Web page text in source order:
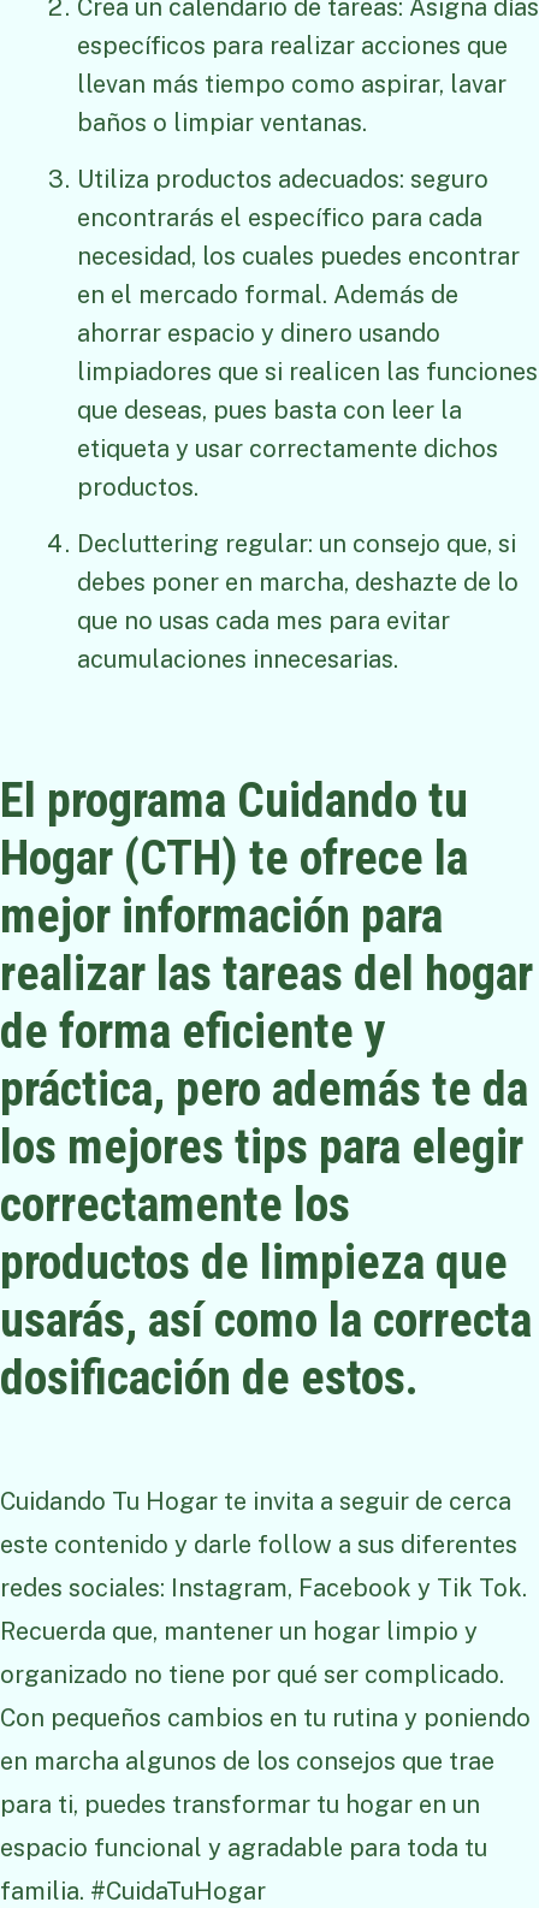
Crea un calendario de tareas: Asigna días
específicos para realizar acciones que
llevan más tiempo como aspirar, lavar
baños o limpiar ventanas.
Utiliza productos adecuados: seguro
encontrarás el específico para cada
necesidad, los cuales puedes encontrar
en el mercado formal. Además de
ahorrar espacio y dinero usando
limpiadores que si realicen las funciones
que deseas, pues basta con leer la
etiqueta y usar correctamente dichos
productos.
Decluttering regular: un consejo que, si
debes poner en marcha, deshazte de lo
que no usas cada mes para evitar
acumulaciones innecesarias.
El programa Cuidando tu
Hogar (CTH) te ofrece la
mejor información para
realizar las tareas del hogar
de forma eficiente y
práctica, pero además te da
los mejores tips para elegir
correctamente los
productos de limpieza que
usarás, así como la correcta
dosificación de estos.
Cuidando Tu Hogar te invita a seguir de cerca
este contenido y darle follow a sus diferentes
redes sociales: Instagram, Facebook y Tik Tok.
Recuerda que, mantener un hogar limpio y
organizado no tiene por qué ser complicado.
Con pequeños cambios en tu rutina y poniendo
en marcha algunos de los consejos que trae
para ti, puedes transformar tu hogar en un
espacio funcional y agradable para toda tu
familia. #CuidaTuHogar